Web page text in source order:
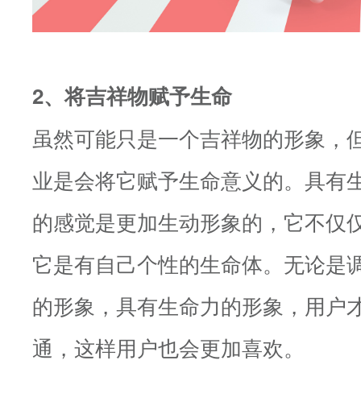
2、将吉祥物赋予生命
虽然可能只是一个吉祥物的形象，
业是会将它赋予生命意义的。具有
的感觉是更加生动形象的，它不仅
它是有自己个性的生命体。无论是
的形象，具有生命力的形象，用户
通，这样用户也会更加喜欢。